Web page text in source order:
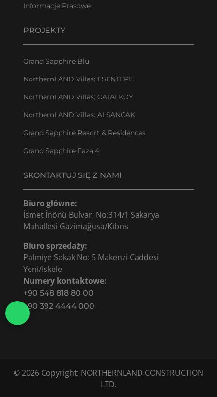
Informacje Prasowe
PROJEKTY
Grand Sapphire Blu
NorthernLAND Villas: ESENTEPE
NorthernLAND Villas: CATALKOY
NorthernLAND Villas: ALSANCAK
Grand Sapphire Resort & Residences
Grand Sapphire Faza 4
SKONTAKTUJ SIĘ Z NAMI
Biuro główne:
İsmet İnönü Bulvarı No:314/1 Sakarya
Mahallesi Gazimağusa/Kıbrıs
Biuro sprzedaży:
Palmiye Sokak No: 5 Makenzi Caddesi
Yeni/Iskele
Numery kontaktowe:
+90 548 818 80 00
+90 392 4444 000
© 2026 Copyright: NORTHERNLAND CONSTRUCTION
LTD.